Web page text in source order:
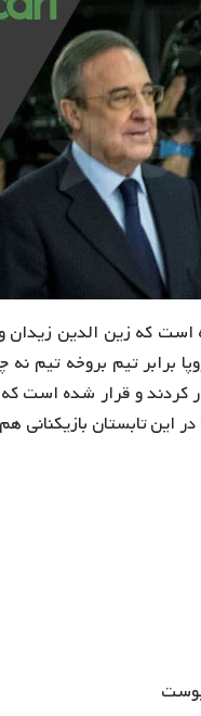
که زین الدین زیدان و
برابر تیم بروخه تیم نه
و قرار شده است که
این تابستان بازیکنانی